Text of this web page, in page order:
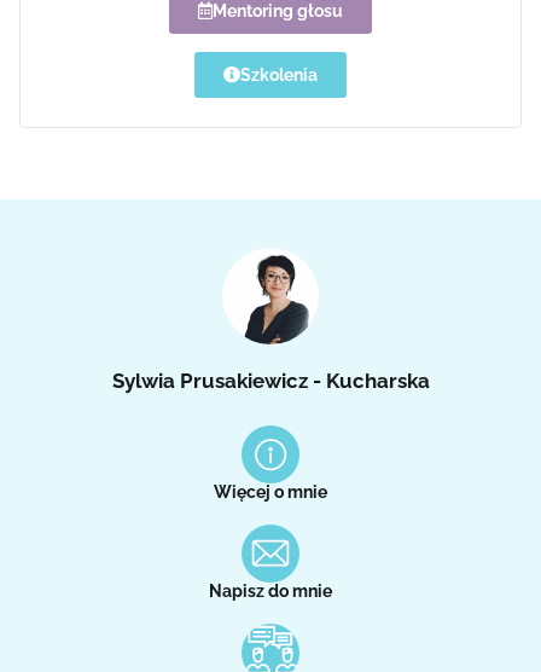
Mentoring głosu
Szkolenia
Sylwia Prusakiewicz - Kucharska
Więcej o mnie
Napisz do mnie